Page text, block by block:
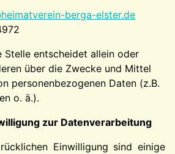
berga-elster.de
entscheidet allein oder
über die Zwecke und Mittel
personenbezogenen Daten (z.B.
o. ä.).
zur Datenverarbeitung
Einwilligung sind einige